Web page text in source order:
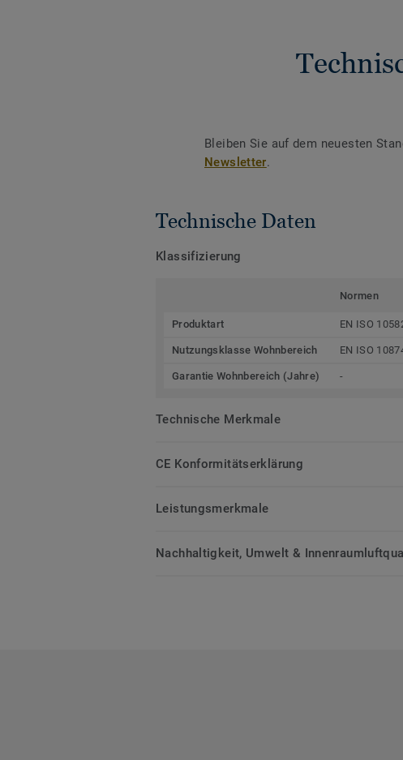
Bleiben Sie auf dem neuesten
Newsletter.
Technische Daten
Klassifizierung
Normen
Produktart EN ISO
Nutzungsklasse Wohnbereich EN ISO
Garantie Wohnbereich (Jahre) -
Technische Merkmale
CE Konformitätserklärung
Leistungsmerkmale
Nachhaltigkeit, Umwelt &